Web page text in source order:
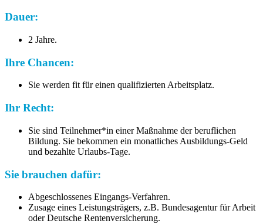
Dauer:
2 Jahre.
Ihre Chancen:
Sie werden fit für einen qualifizierten Arbeitsplatz.
Ihr Recht:
Sie sind Teilnehmer*in einer Maßnahme der beruflichen
Bildung. Sie bekommen ein monatliches Ausbildungs-Geld
und bezahlte Urlaubs-Tage.
Sie brauchen dafür:
Abgeschlossenes Eingangs-Verfahren.
Zusage eines Leistungsträgers, z.B. Bundesagentur für Arbeit
oder Deutsche Rentenversicherung.